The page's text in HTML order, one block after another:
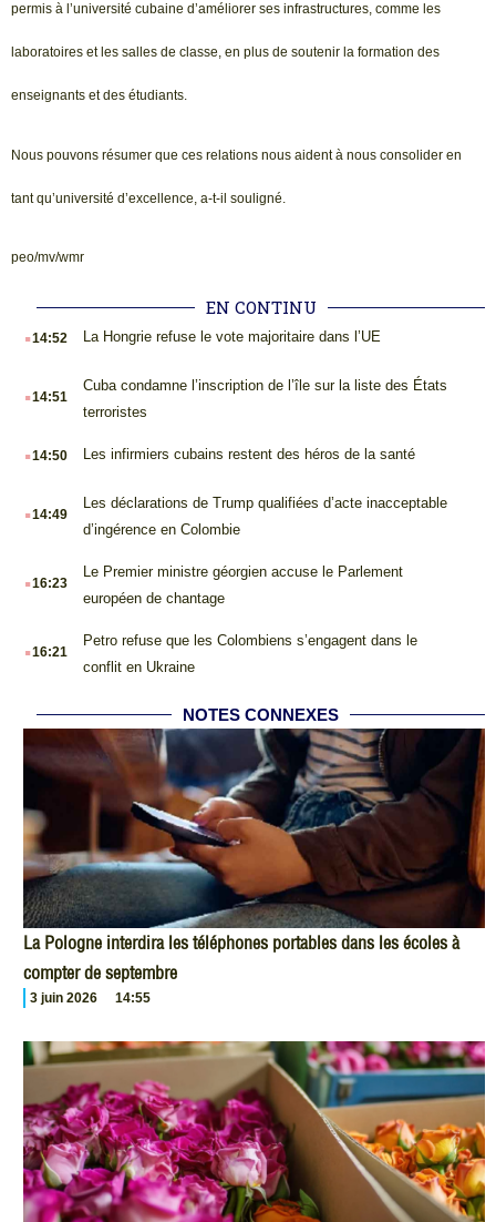
permis à l’université cubaine d’améliorer ses infrastructures, comme les
laboratoires et les salles de classe, en plus de soutenir la formation des
enseignants et des étudiants.
Nous pouvons résumer que ces relations nous aident à nous consolider en
tant qu’université d’excellence, a-t-il souligné.
peo/mv/wmr
EN CONTINU
.14:52 La Hongrie refuse le vote majoritaire dans l’UE
.14:51
Cuba condamne l’inscription de l’île sur la liste des États
terroristes
.14:50 Les infirmiers cubains restent des héros de la santé
.14:49
Les déclarations de Trump qualifiées d’acte inacceptable
d’ingérence en Colombie
.16:23
Le Premier ministre géorgien accuse le Parlement
européen de chantage
.16:21
Petro refuse que les Colombiens s’engagent dans le
conflit en Ukraine
NOTES CONNEXES
La Pologne interdira les téléphones portables dans les écoles à
compter de septembre
3 juin 2026 14:55